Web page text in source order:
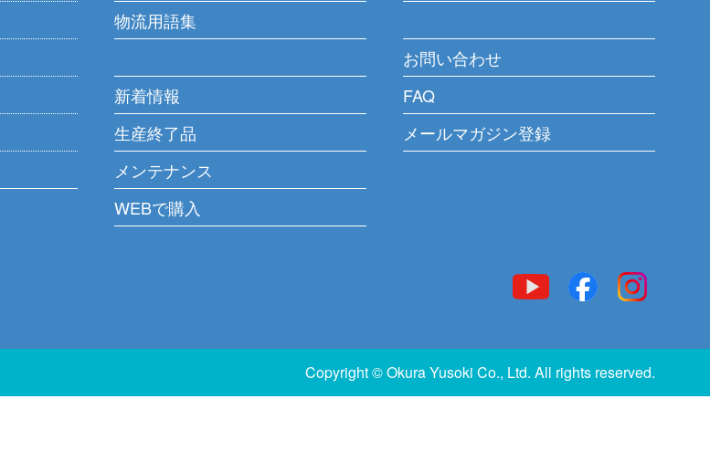
物流用語集
新着情報
生産終了品
メンテナンス
WEBで購入
お問い合わせ
FAQ
メールマガジン登録
Copyright © Okura Yusoki Co., Ltd. All rights reserved.